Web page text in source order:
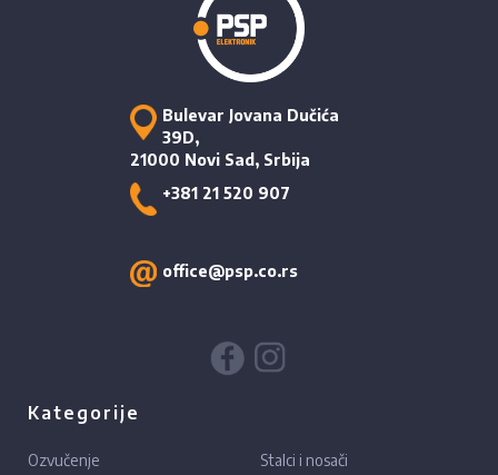
Bulevar Jovana Dučića
39D,
21000 Novi Sad, Srbija
+381 21 520 907
office@psp.co.rs
Kategorije
Ozvučenje
Stalci i nosači